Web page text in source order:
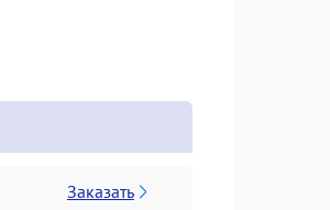
Заказать